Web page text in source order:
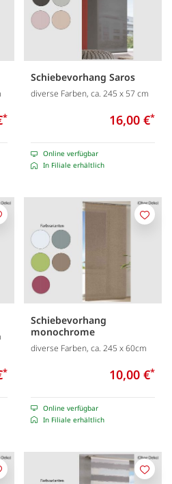
*
Schiebevorhang Saros
diverse Farben, ca. 245 x 57 cm
16,00 €*
Online verfügbar
In Filiale erhältlich
*
Schiebevorhang
monochrome
diverse Farben, ca. 245 x 60cm
10,00 €*
Online verfügbar
In Filiale erhältlich